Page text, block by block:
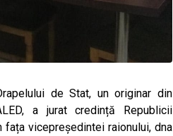
de Stat, un originar din
a jurat credință Republicii
vicepreședintei raionului, dna